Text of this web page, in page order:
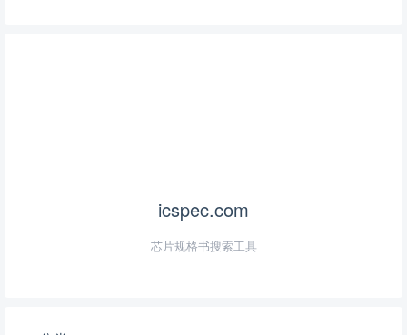
icspec.com
芯片规格书搜索工具